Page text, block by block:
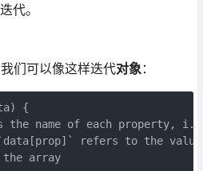
代。
们可以像这样迭代对象 ：
{
the name of each property,
refers to the
array